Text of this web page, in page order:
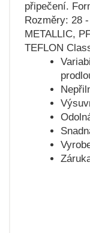
připečení.
Rozměry: 28
METALLIC,
TEFLON